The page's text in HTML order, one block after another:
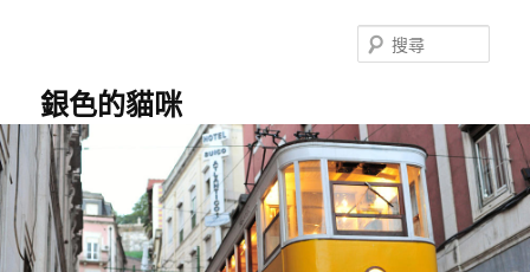
容
銀色的貓咪
尋